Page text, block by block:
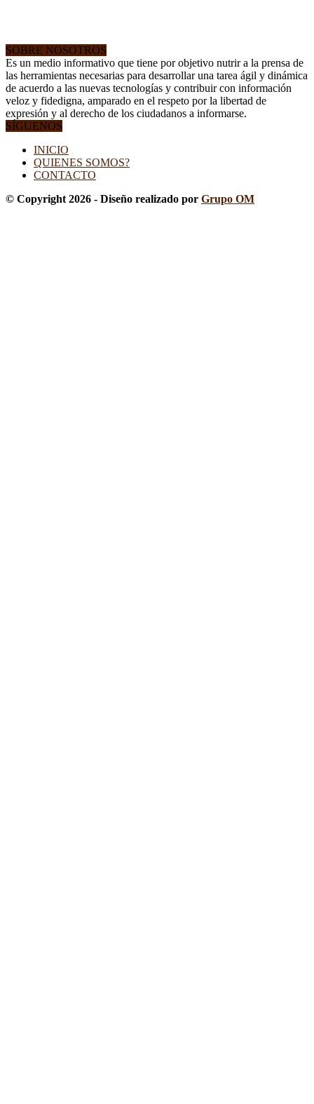
SOBRE NOSOTROS
Es un medio informativo que tiene por objetivo nutrir a la prensa de
las herramientas necesarias para desarrollar una tarea ágil y dinámica
de acuerdo a las nuevas tecnologías y contribuir con información
veloz y fidedigna, amparado en el respeto por la libertad de
expresión y al derecho de los ciudadanos a informarse.
SÍGUENOS
INICIO
QUIENES SOMOS?
CONTACTO
© Copyright 2026 - Diseño realizado por Grupo OM